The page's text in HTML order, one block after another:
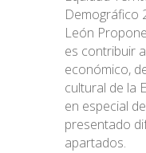
Demográfico
León
es contribuir
económico,
cultural de la
en especial
presentado
apartados.